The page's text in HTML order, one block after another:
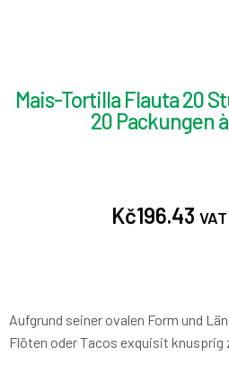
Mais-Tortilla Flauta 20
20 Packungen
Kč196.43
Aufgrund seiner ovalen Form und
Flöten oder Tacos exquisit knusprig